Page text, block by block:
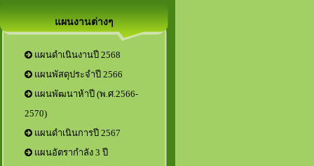
แผนงานต่างๆ
แผนดำเนินงานปี 2568
แผนพัสดุประจำปี 2566
แผนพัฒนาห้าปี (พ.ศ.2566-
2570)
แผนดำเนินการปี 2567
แผนอัตรากำลัง 3 ปี